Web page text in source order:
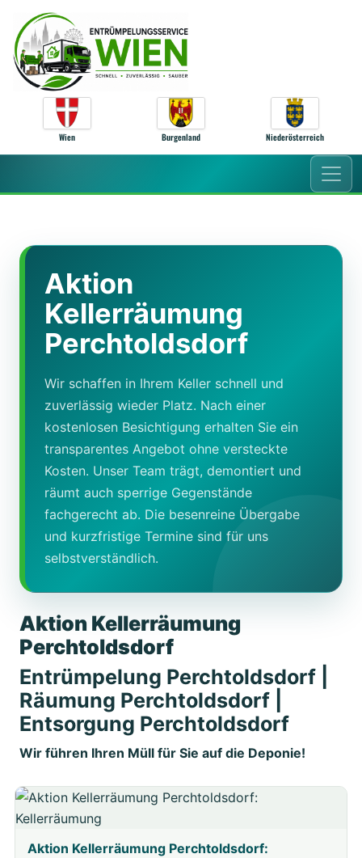
Zum Inhalt springen
Wien Burgenland Niederösterreich
Aktion
Kellerräumung
Perchtoldsdorf
Wir schaffen in Ihrem Keller schnell und
zuverlässig wieder Platz. Nach einer
kostenlosen Besichtigung erhalten Sie ein
transparentes Angebot ohne versteckte
Kosten. Unser Team trägt, demontiert und
räumt auch sperrige Gegenstände
fachgerecht ab. Die besenreine Übergabe
und kurzfristige Termine sind für uns
selbstverständlich.
Aktion Kellerräumung
Perchtoldsdorf
Entrümpelung Perchtoldsdorf |
Räumung Perchtoldsdorf |
Entsorgung Perchtoldsdorf
Wir führen Ihren Müll für Sie auf die Deponie!
Aktion Kellerräumung Perchtoldsdorf: